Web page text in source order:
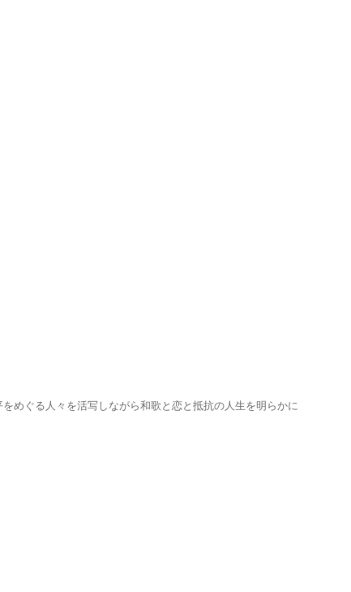
めぐる人々を活写しながら和歌と恋と抵抗の人生を明らかに